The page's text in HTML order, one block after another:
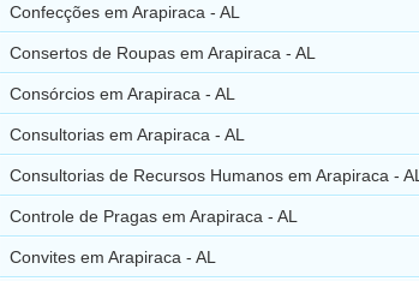
Confecções em Arapiraca - AL
Consertos de Roupas em Arapiraca - AL
Consórcios em Arapiraca - AL
Consultorias em Arapiraca - AL
Consultorias de Recursos Humanos em Arapiraca - AL
Controle de Pragas em Arapiraca - AL
Convites em Arapiraca - AL